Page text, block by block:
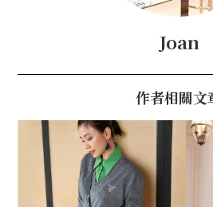
Joan
作者相關文